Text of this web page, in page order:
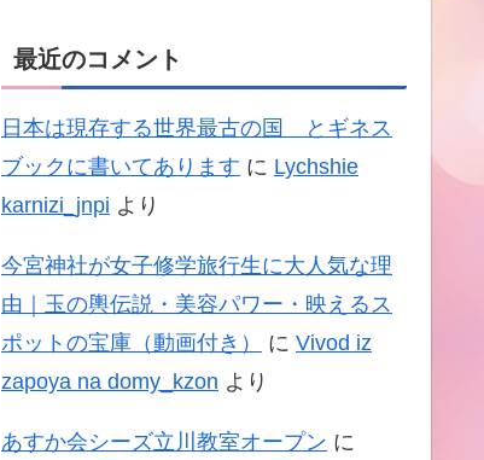
最近のコメント
日本は現存する世界最古の国 とギネス
ブックに書いてあります に Lychshie
karnizi_jnpi より
今宮神社が女子修学旅行生に大人気な理
由｜玉の輿伝説・美容パワー・映えるス
ポットの宝庫（動画付き）
に Vivod iz
zapoya na domy_kzon より
あすか会シーズ立川教室オープン に